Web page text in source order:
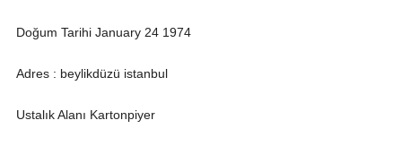
Doğum Tarihi January 24 1974
Adres : beylikdüzü istanbul
Ustalık Alanı Kartonpiyer